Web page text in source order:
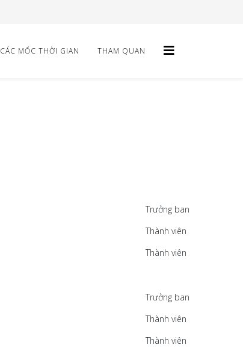
CÁC MỐC THỜI GIAN THAM QUAN
Trưởng ban
Thành viên
Thành viên
Trưởng ban
Thành viên
Thành viên